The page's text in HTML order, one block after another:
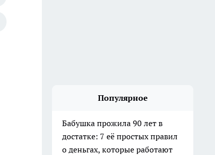
Популярное
Бабушка прожила 90 лет в
достатке: 7 её простых правил
о деньгах, которые работают